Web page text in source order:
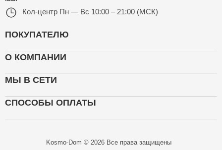
Кол-центр Пн — Вс 10:00 – 21:00 (МСК)
ПОКУПАТЕЛЮ
О КОМПАНИИ
МЫ В СЕТИ
СПОСОБЫ ОПЛАТЫ
Kosmo-Dom © 2026 Все права защищены